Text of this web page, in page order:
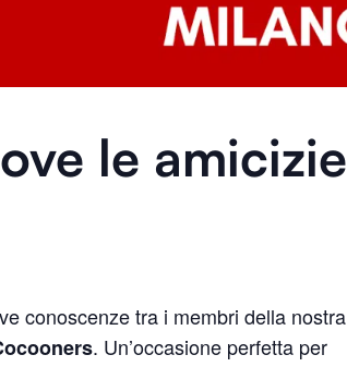
le amicizie
conoscenze tra i membri della nostra
. Un’occasione perfetta per